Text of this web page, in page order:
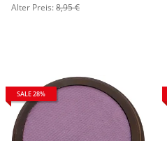
Alter Preis:8,95 €
SALE 28%